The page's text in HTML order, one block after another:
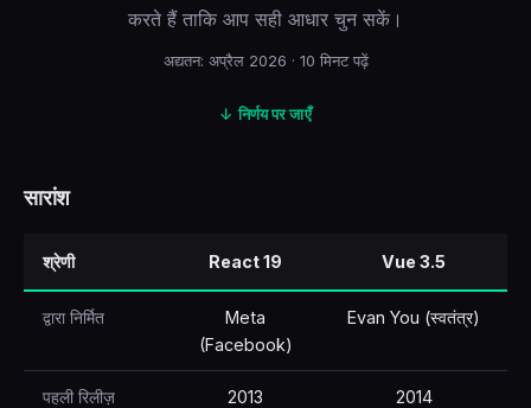
🇷🇺Русский
🇨🇳 简体中文
Italiano
करते हैं ताकि आप सही आधार चुन सकें।
अद्यतन: अप्रैल 2026 · 10 मिनट पढ़ें
↓ निर्णय पर जाएँ
सारांश
श्रेणी React 19 Vue 3.5
द्वारा निर्मित
Meta
(Facebook)
Evan You (स्वतंत्र)
पहली रिलीज़ 2013 2014